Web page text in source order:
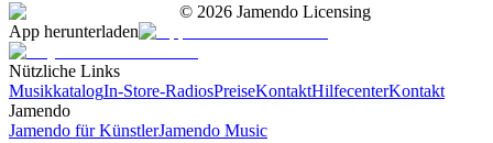
© 2026 Jamendo Licensing
App herunterladen
Nützliche Links
MusikkatalogIn-Store-RadiosPreiseKontaktHilfecenterKontakt
Jamendo
Jamendo für KünstlerJamendo Music